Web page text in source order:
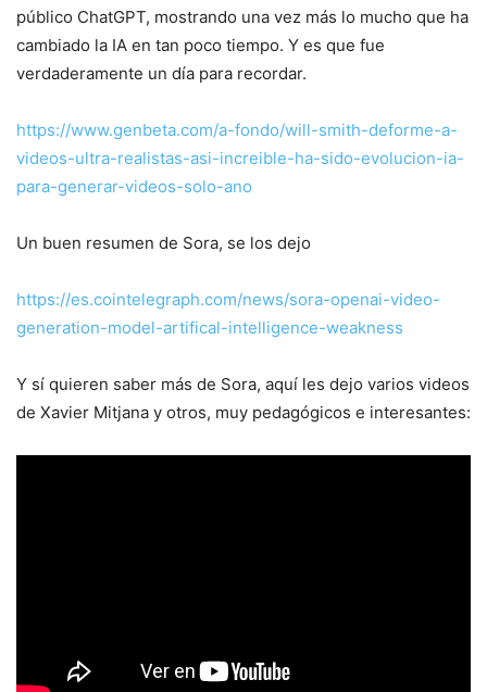
público ChatGPT, mostrando una vez más lo mucho que ha
cambiado la IA en tan poco tiempo. Y es que fue
verdaderamente un día para recordar.
https://www.genbeta.com/a-fondo/will-smith-deforme-a-
videos-ultra-realistas-asi-increible-ha-sido-evolucion-ia-
para-generar-videos-solo-ano
Un buen resumen de Sora, se los dejo
https://es.cointelegraph.com/news/sora-openai-video-
generation-model-artifical-intelligence-weakness
Y sí quieren saber más de Sora, aquí les dejo varios videos
de Xavier Mitjana y otros, muy pedagógicos e interesantes: